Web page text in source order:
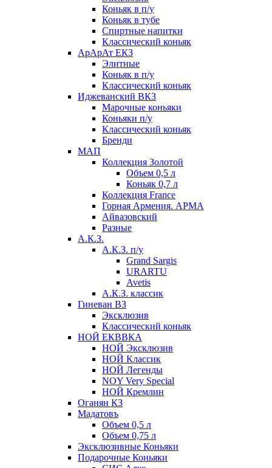
Коньяк в п/у
Коньяк в тубе
Спиртные напитки
Классический коньяк
АрАрАт ЕКЗ
Элитные
Коньяк в п/у
Классический коньяк
Иджеванский ВКЗ
Марочные коньяки
Коньяки п/у
Классический коньяк
Бренди
МАП
Коллекция Золотой
Объем 0,5 л
Коньяк 0,7 л
Коллекция France
Горная Армения. АРМА
Айвазовский
Разные
А.К.З.
А.К.З. п/у
Grand Sargis
URARTU
Avetis
А.К.З. классик
Гиневан ВЗ
Эксклюзив
Классический коньяк
НОЙ ЕКВВКА
НОЙ Эксклюзив
НОЙ Классик
НОЙ Легенды
NOY Very Speсial
НОЙ Кремлин
Оганян КЗ
Мадатовъ
Объем 0,5 л
Объем 0,75 л
Эксклюзивные Коньяки
Подарочные Коньяки